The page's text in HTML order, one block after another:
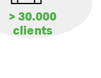
> 30.000
clients